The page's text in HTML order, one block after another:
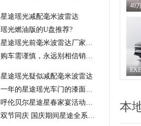
星途瑶光减配毫米波雷达
瑶光燃油版的U盘推荐?
星途瑶光前毫米波雷达厂家擅自减配
购车需谨慎，永远别相信销售嘴上说的，凡事都需要白纸黑字写清楚
星途瑶光疑似减配毫米波雷达
一年的星途瑶光车门的漆面就鼓包
呼伦贝尔星途星春家宴活动圆满落幕
双节同庆 国庆期间星途全系车型亮相各地数百场车展
本